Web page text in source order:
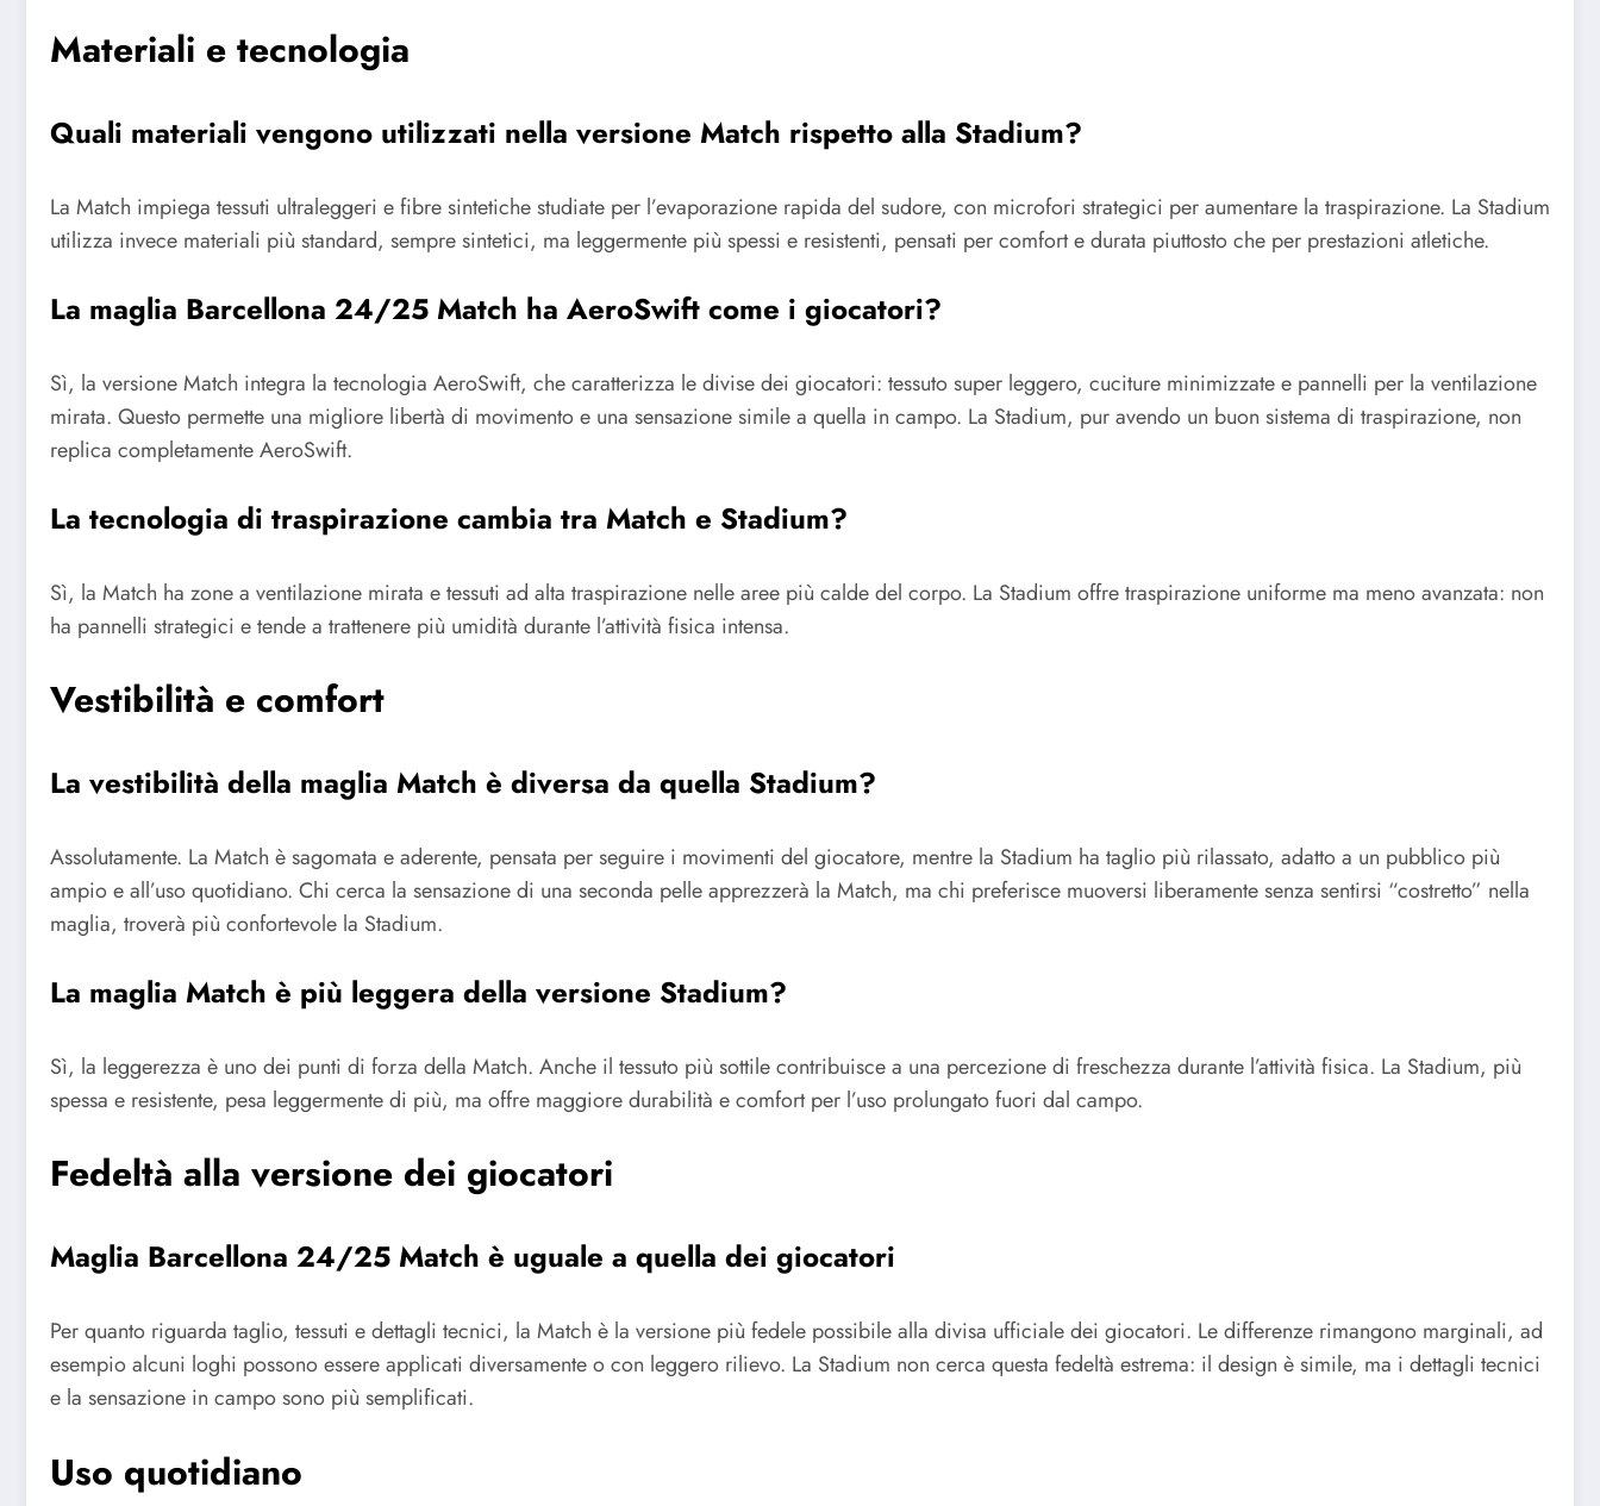
Materiali e tecnologia
Quali materiali vengono utilizzati nella versione Match rispetto alla Stadium?
La Match impiega tessuti ultraleggeri e fibre sintetiche studiate per l’evaporazione rapida del sudore, con microfori strategici per aumentare la traspirazione. La Stadium
utilizza invece materiali più standard, sempre sintetici, ma leggermente più spessi e resistenti, pensati per comfort e durata piuttosto che per prestazioni atletiche.
La maglia Barcellona 24/25 Match ha AeroSwift come i giocatori?
Sì, la versione Match integra la tecnologia AeroSwift, che caratterizza le divise dei giocatori: tessuto super leggero, cuciture minimizzate e pannelli per la ventilazione
mirata. Questo permette una migliore libertà di movimento e una sensazione simile a quella in campo. La Stadium, pur avendo un buon sistema di traspirazione, non
replica completamente AeroSwift.
La tecnologia di traspirazione cambia tra Match e Stadium?
Sì, la Match ha zone a ventilazione mirata e tessuti ad alta traspirazione nelle aree più calde del corpo. La Stadium offre traspirazione uniforme ma meno avanzata: non
ha pannelli strategici e tende a trattenere più umidità durante l’attività fisica intensa.
Vestibilità e comfort
La vestibilità della maglia Match è diversa da quella Stadium?
Assolutamente. La Match è sagomata e aderente, pensata per seguire i movimenti del giocatore, mentre la Stadium ha taglio più rilassato, adatto a un pubblico più
ampio e all’uso quotidiano. Chi cerca la sensazione di una seconda pelle apprezzerà la Match, ma chi preferisce muoversi liberamente senza sentirsi “costretto” nella
maglia, troverà più confortevole la Stadium.
La maglia Match è più leggera della versione Stadium?
Sì, la leggerezza è uno dei punti di forza della Match. Anche il tessuto più sottile contribuisce a una percezione di freschezza durante l’attività fisica. La Stadium, più
spessa e resistente, pesa leggermente di più, ma offre maggiore durabilità e comfort per l’uso prolungato fuori dal campo.
Fedeltà alla versione dei giocatori
Maglia Barcellona 24/25 Match è uguale a quella dei giocatori
Per quanto riguarda taglio, tessuti e dettagli tecnici, la Match è la versione più fedele possibile alla divisa ufficiale dei giocatori. Le differenze rimangono marginali, ad
esempio alcuni loghi possono essere applicati diversamente o con leggero rilievo. La Stadium non cerca questa fedeltà estrema: il design è simile, ma i dettagli tecnici
e la sensazione in campo sono più semplificati.
Uso quotidiano